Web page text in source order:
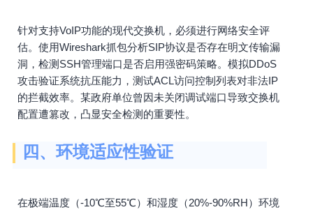
针对支持VoIP功能的现代交换机，必须进行网络安全评
估。使用Wireshark抓包分析SIP协议是否存在明文传输漏
洞，检测SSH管理端口是否启用强密码策略。模拟DDoS
攻击验证系统抗压能力，测试ACL访问控制列表对非法IP
的拦截效率。某政府单位曾因未关闭调试端口导致交换机
配置遭篡改，凸显安全检测的重要性。
四、环境适应性验证
在极端温度（-10℃至55℃）和湿度（20%-90%RH）环境